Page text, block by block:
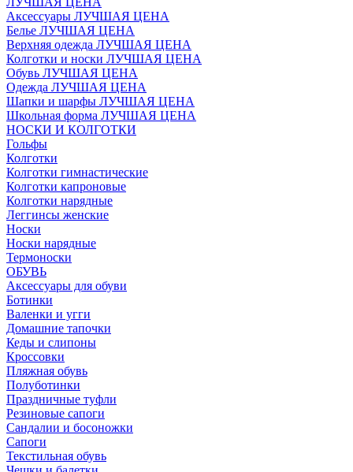
Аксессуары ЛУЧШАЯ ЦЕНА
Белье ЛУЧШАЯ ЦЕНА
Верхняя одежда ЛУЧШАЯ ЦЕНА
Колготки и носки ЛУЧШАЯ ЦЕНА
Обувь ЛУЧШАЯ ЦЕНА
Одежда ЛУЧШАЯ ЦЕНА
Шапки и шарфы ЛУЧШАЯ ЦЕНА
Школьная форма ЛУЧШАЯ ЦЕНА
НОСКИ И КОЛГОТКИ
Гольфы
Колготки
Колготки гимнастические
Колготки капроновые
Колготки нарядные
Леггинсы женские
Носки
Носки нарядные
Термоноски
ОБУВЬ
Аксессуары для обуви
Ботинки
Валенки и угги
Домашние тапочки
Кеды и слипоны
Кроссовки
Пляжная обувь
Полуботинки
Праздничные туфли
Резиновые сапоги
Сандалии и босоножки
Сапоги
Текстильная обувь